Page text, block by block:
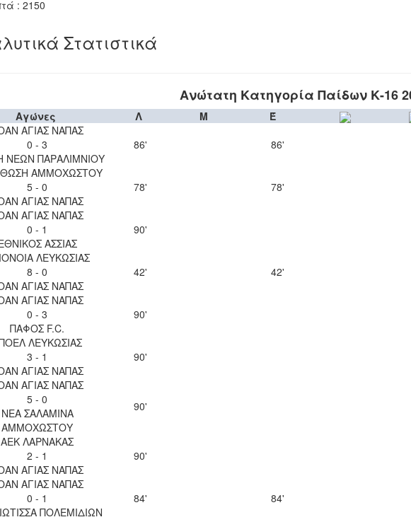
: 2150
Στατιστικά
Ανώτατη Κατηγορία Παίδων Κ-16
Αγώνες Λ Μ
Έ
ΑΓΙΑΣ ΝΑΠΑΣ
0 - 3
ΝΕΩΝ ΠΑΡΑΛΙΜΝΙΟΥ
86'
86'
ΑΜΜΟΧΩΣΤΟΥ
5 - 0
ΑΓΙΑΣ ΝΑΠΑΣ
78'
78'
ΑΓΙΑΣ ΝΑΠΑΣ
0 - 1
ΑΣΣΙΑΣ
90'
ΛΕΥΚΩΣΙΑΣ
8 - 0
ΑΓΙΑΣ ΝΑΠΑΣ
42'
42'
ΑΓΙΑΣ ΝΑΠΑΣ
0 - 3
ΠΑΦΟΣ F.C.
90'
ΛΕΥΚΩΣΙΑΣ
3 - 1
ΑΓΙΑΣ ΝΑΠΑΣ
90'
ΑΓΙΑΣ ΝΑΠΑΣ
5 - 0
ΝΕΑ ΣΑΛΑΜΙΝΑ
ΑΜΜΟΧΩΣΤΟΥ
90'
ΑΕΚ ΛΑΡΝΑΚΑΣ
2 - 1
ΑΓΙΑΣ ΝΑΠΑΣ
90'
ΑΓΙΑΣ ΝΑΠΑΣ
0 - 1
ΠΟΛΕΜΙΔΙΩΝ
84'
84'